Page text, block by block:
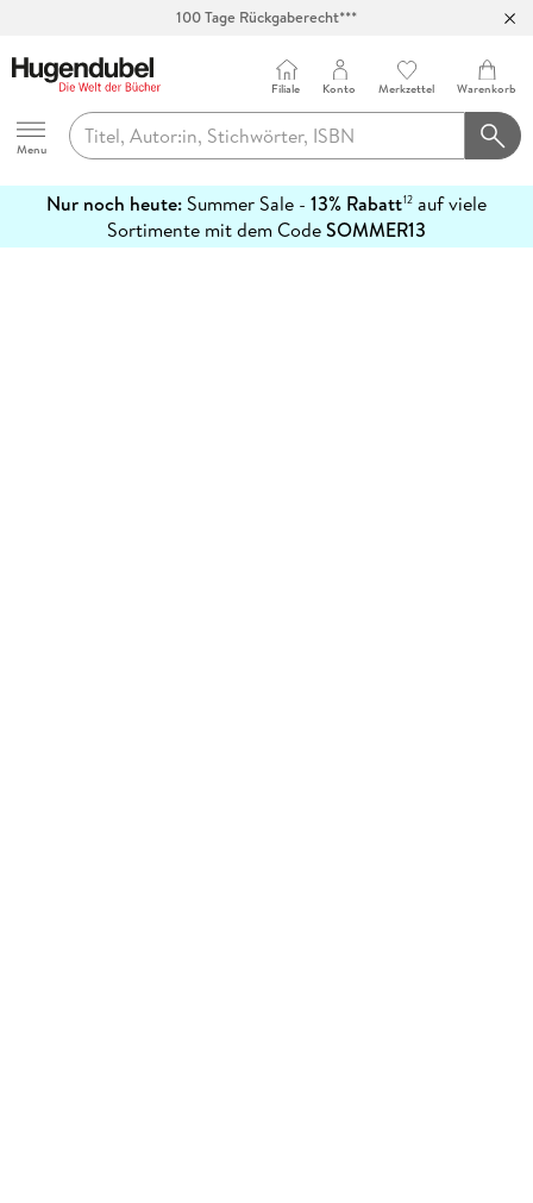
100 Tage Rückgaberecht***
Hugendubel
Menu
Filiale Konto Merkzettel Warenkorb
Nur noch heute: Summer Sale - 13% Rabatt12 auf viele
Sortimente mit dem CodeSOMMER13
erfahren